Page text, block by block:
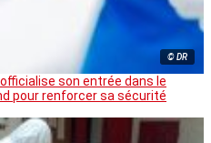
© DR
son entrée dans le
pour renforcer sa sécurité